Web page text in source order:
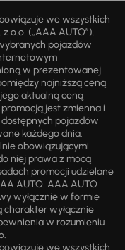
we wszystkich
o.o. („AAA AUTO”).
pojazdów
w prezentowanej
najniższą ceną
aktualną ceną
jest zmienna i
pojazdów
każdego dnia.
obowiązującymi
niej prawa z mocą
promocji udzielane
AUTO. AAA AUTO
wyłącznie w formie
wyłącznie
w rozumieniu
we wszystkich